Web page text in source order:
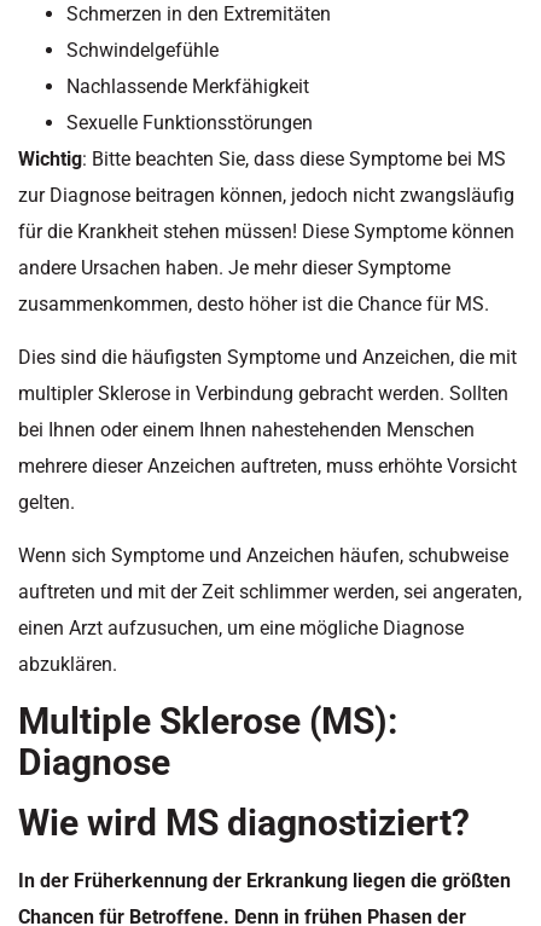
Schmerzen in den Extremitäten
Schwindelgefühle
Nachlassende Merkfähigkeit
Sexuelle Funktionsstörungen
Wichtig: Bitte beachten Sie, dass diese Symptome bei MS
zur Diagnose beitragen können, jedoch nicht zwangsläufig
für die Krankheit stehen müssen! Diese Symptome können
andere Ursachen haben. Je mehr dieser Symptome
zusammenkommen, desto höher ist die Chance für MS.
Dies sind die häufigsten Symptome und Anzeichen, die mit
multipler Sklerose in Verbindung gebracht werden. Sollten
bei Ihnen oder einem Ihnen nahestehenden Menschen
mehrere dieser Anzeichen auftreten, muss erhöhte Vorsicht
gelten.
Wenn sich Symptome und Anzeichen häufen, schubweise
auftreten und mit der Zeit schlimmer werden, sei angeraten,
einen Arzt aufzusuchen, um eine mögliche Diagnose
abzuklären.
Multiple Sklerose (MS):
Diagnose
Wie wird MS diagnostiziert?
In der Früherkennung der Erkrankung liegen die größten
Chancen für Betroffene. Denn in frühen Phasen der